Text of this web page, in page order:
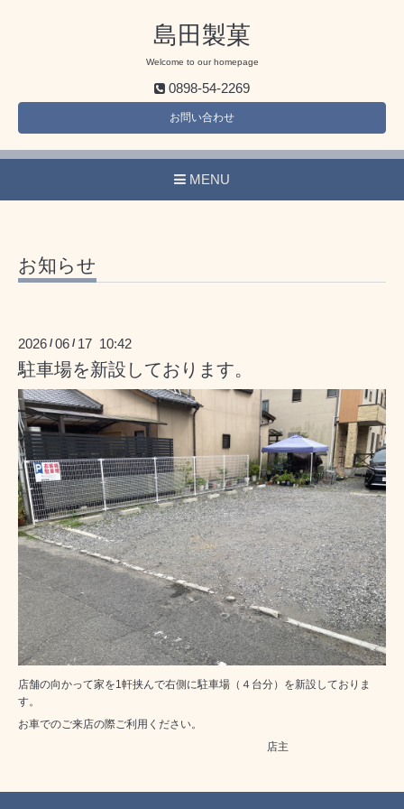
島田製菓
Welcome to our homepage
0898-54-2269
お問い合わせ
MENU
お知らせ
2026 /06 / 17 10:42
駐車場を新設しております。
店舗の向かって家を1軒挟んで右側に駐車場（４台分）を新設しておりま
す。
お車でのご来店の際ご利用ください。
店主